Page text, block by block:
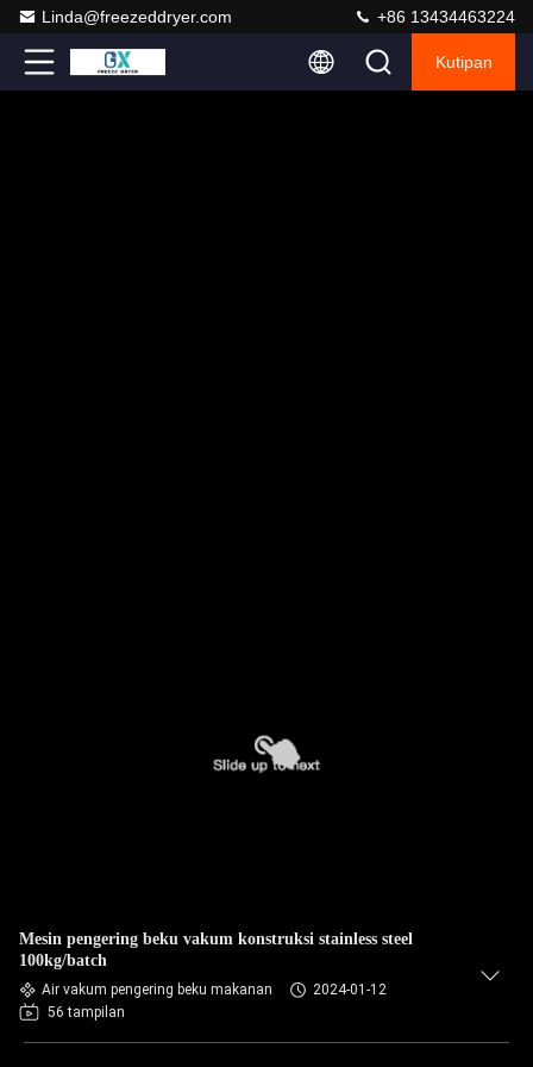
Linda@freezeddryer.com +86 13434463224
Kutipan
Mesin pengering beku vakum konstruksi stainless steel
100kg/batch
Air vakum pengering beku makanan
2024-01-12
56 tampilan